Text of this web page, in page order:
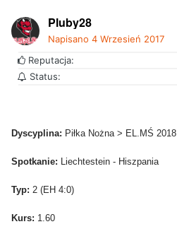
Pluby28
Napisano 4 Wrzesień 2017
Reputacja:
Status:
Dyscyplina: Piłka Nożna > EL.MŚ 2018
Spotkanie: Liechtestein - Hiszpania
Typ: 2 (EH 4:0)
Kurs: 1.60